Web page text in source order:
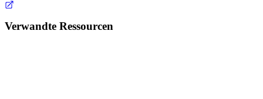
Verwandte Ressourcen